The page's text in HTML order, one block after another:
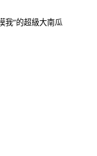
我”的超級大南瓜